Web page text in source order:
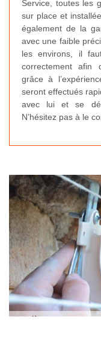
Service, toutes les
sur place et
également de la
avec une faible
les environs, il
correctement afin
grâce à
seront effectués
avec lui et se
N’hésitez pas à le